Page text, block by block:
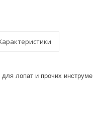
лопат и прочих